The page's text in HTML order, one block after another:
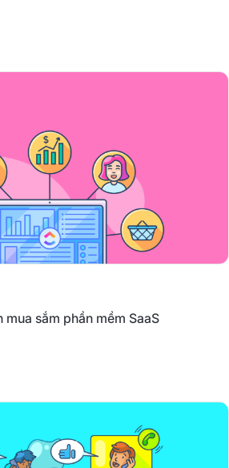
sắm phần mềm SaaS